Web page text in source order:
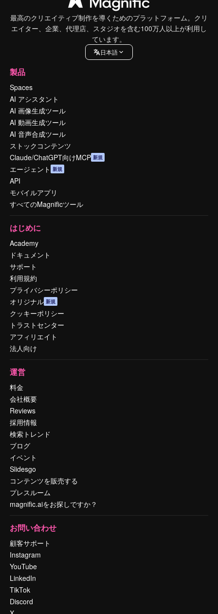
最高のクリエイティブ制作を導くためのプラットフォーム。クリ
エイター、企業、代理店、スタジオを含む100万人以上が利用し
ています。
日本語
製品
Spaces
AI アシスタント
AI 画像生成ツール
AI 動画生成ツール
AI 音声合成ツール
ストックコンテンツ
Claude/ChatGPT向けMCP 新規
エージェント 新規
API
モバイルアプリ
すべてのMagnificツール
はじめに
Academy
ドキュメント
サポート
利用規約
プライバシーポリシー
オリジナル 新規
クッキーポリシー
トラストセンター
アフィリエイト
法人向け
運営
料金
会社概要
Reviews
採用情報
検索トレンド
ブログ
イベント
Slidesgo
コンテンツを販売する
プレスルーム
magnific.aiをお探しですか？
お問い合わせ
顧客サポート
Instagram
YouTube
LinkedIn
TikTok
Discord